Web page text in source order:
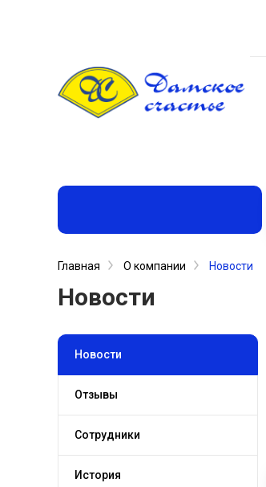
Главная О компании Новости
Новости
Новости
Отзывы
Сотрудники
История